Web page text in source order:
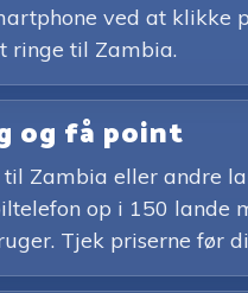
ved at klikke
ringe til Zambia.
og få point
Zambia eller andre
op i 150
Tjek priserne før